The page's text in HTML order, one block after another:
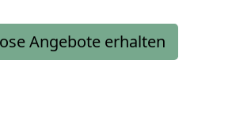
Angebote erhalten